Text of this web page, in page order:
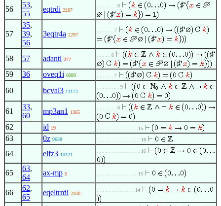
56
53,
55
eqtrdi 2287
. . . . . . . 8
♯
♯
57
35,
39,
56
3eqtr4a 2297
. . . . . . 7
♯
♯
♯
58 57 adantl 277
. . . . . 6
♯
♯
♯
59
36 oveq1i 6089 . . . . . . 7
♯
60
bcval3 11172
. . . . . . . . 9
61
33,
60
mp3an1 1365
. . . . . . . 8
62 id 19 . . . . . . . . . . . . . . 15
63 0z 9638 . . . . . . . . . . . . . . . 16
64 elfz3 10421
. . . . . . . . . . . . . . . 16
65
63,
64
ax-mp 5 . . . . . . . . . . . . . . 15
66
62,
65
eqeltrrdi 2330
. . . . . . . . . . . . . 14